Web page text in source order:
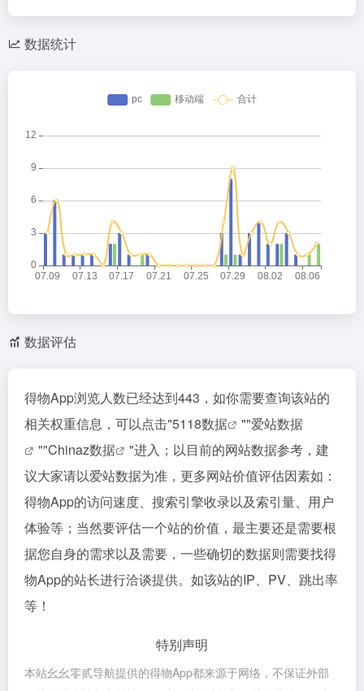
数据统计
数据评估
得物App浏览人数已经达到443，如你需要查询该站的
相关权重信息，可以点击"5118数据 ""爱站数据
""Chinaz数据
"进入；以目前的网站数据参考，建
议大家请以爱站数据为准，更多网站价值评估因素如：
得物App的访问速度、搜索引擎收录以及索引量、用户
体验等；当然要评估一个站的价值，最主要还是需要根
据您自身的需求以及需要，一些确切的数据则需要找得
物App的站长进行洽谈提供。如该站的IP、PV、跳出率
等！
特别声明
本站幺幺零贰导航提供的得物App都来源于网络，不保证外部